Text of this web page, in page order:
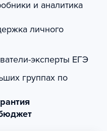
и аналитика
личного
эксперты ЕГЭ
группах по